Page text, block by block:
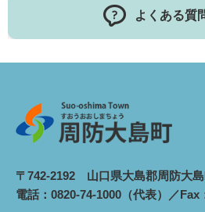
よくある質
〒742-2192 山口県大島郡周防大
電話：0820-74-1000（代表）／Fax